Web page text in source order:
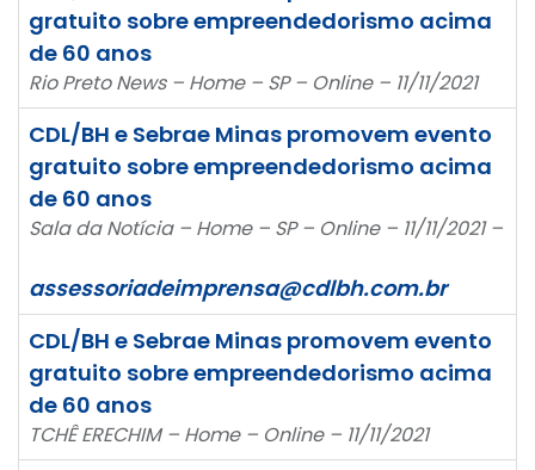
gratuito sobre empreendedorismo acima
de 60 anos
Rio Preto News – Home – SP – Online – 11/11/2021
CDL/BH e Sebrae Minas promovem evento
gratuito sobre empreendedorismo acima
de 60 anos
Sala da Notícia – Home – SP – Online – 11/11/2021 –
assessoriadeimprensa@cdlbh.com.br
CDL/BH e Sebrae Minas promovem evento
gratuito sobre empreendedorismo acima
de 60 anos
TCHÊ ERECHIM – Home – Online – 11/11/2021